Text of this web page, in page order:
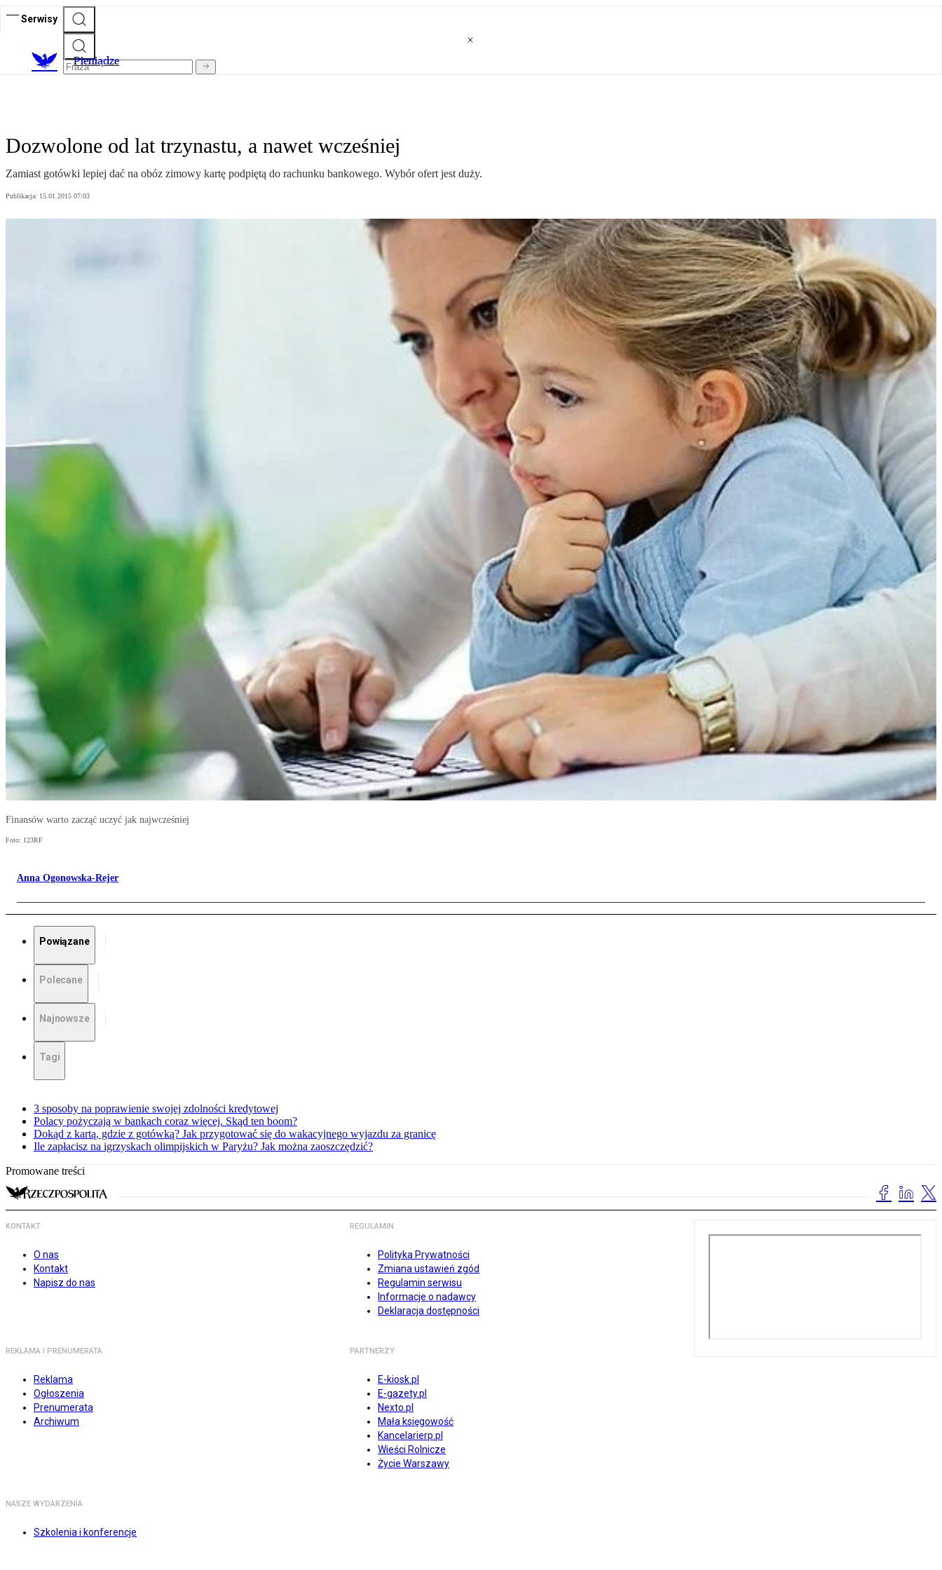
Serwisy
Pieniądze
Dozwolone od lat trzynastu, a nawet wcześniej
Zamiast gotówki lepiej dać na obóz zimowy kartę podpiętą do rachunku bankowego. Wybór ofert jest duży.
Publikacja: 15.01.2015 07:03
Finansów warto zacząć uczyć jak najwcześniej
Foto: 123RF
Anna Ogonowska-Rejer
Powiązane
Polecane
Najnowsze
Tagi
3 sposoby na poprawienie swojej zdolności kredytowej
Polacy pożyczają w bankach coraz więcej. Skąd ten boom?
Dokąd z kartą, gdzie z gotówką? Jak przygotować się do wakacyjnego wyjazdu za granicę
Ile zapłacisz na igrzyskach olimpijskich w Paryżu? Jak można zaoszczędzić?
Promowane treści
KONTAKT
O nas
Kontakt
Napisz do nas
REGULAMIN
Polityka Prywatności
Zmiana ustawień zgód
Regulamin serwisu
Informacje o nadawcy
Deklaracja dostępności
REKLAMA I PRENUMERATA
Reklama
Ogłoszenia
Prenumerata
Archiwum
PARTNERZY
E-kiosk.pl
E-gazety.pl
Nexto.pl
Mała księgowość
Kancelarierp.pl
Wieści Rolnicze
Życie Warszawy
NASZE WYDARZENIA
Szkolenia i konferencje